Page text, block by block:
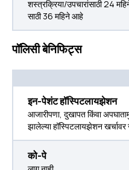
शस्त्रक्रिया/उपचारांसाठी 24
साठी 36 महिने आहे
पॉलिसी बेनिफिट्स
इन-पेशंट हॉस्पिटलायझेशन
आजारीपणा, दुखापत किंवा
झालेल्या हॉस्पिटलायझेशन
को-पे